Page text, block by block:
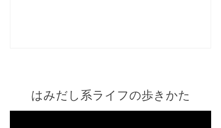
はみだし系ライフの歩きかた